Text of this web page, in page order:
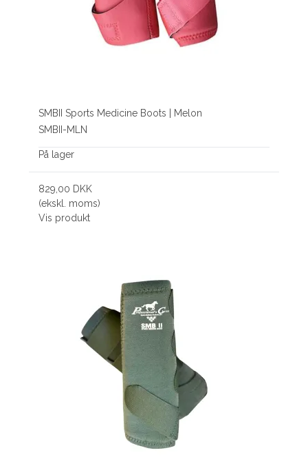
SMBII Sports Medicine Boots | Melon
SMBII-MLN
På lager
829,00 DKK
(ekskl. moms)
Vis produkt